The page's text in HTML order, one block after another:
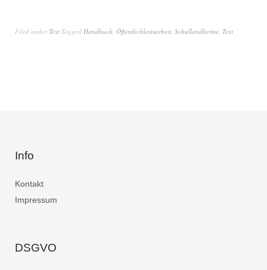
Filed under Text Tagged Handbuch, Öffentlichkeitsarbeit, Schullandheime, Text
Info
Kontakt
Impressum
DSGVO